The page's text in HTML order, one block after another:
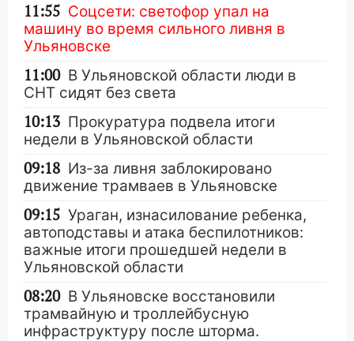
11:55 Соцсети: светофор упал на
машину во время сильного ливня в
Ульяновске
11:00 В Ульяновской области люди в
СНТ сидят без света
10:13 Прокуратура подвела итоги
недели в Ульяновской области
09:18 Из-за ливня заблокировано
движение трамваев в Ульяновске
09:15 Ураган, изнасилование ребенка,
автоподставы и атака беспилотников:
важные итоги прошедшей недели в
Ульяновской области
08:20 В Ульяновске восстановили
трамвайную и троллейбусную
инфраструктуру после шторма.